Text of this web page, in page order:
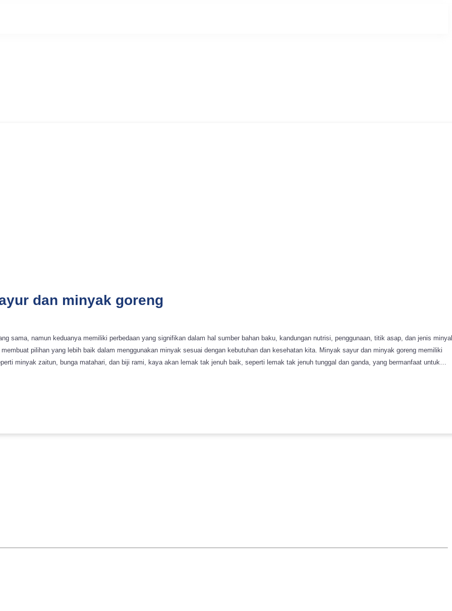
dan minyak goreng
sama, namun keduanya memiliki perbedaan yang signifikan dalam hal sumber bahan baku, kandungan nutrisi, penggunaan, titik asap, dan jenis
lebih baik dalam menggunakan minyak sesuai dengan kebutuhan dan kesehatan kita. Minyak sayur dan minyak goreng memiliki
minyak zaitun, bunga matahari, dan biji rami, kaya akan lemak tak jenuh baik, seperti lemak tak jenuh tunggal dan ganda, yang bermanfaat untuk
adalah minyak kelapa, minyak sawit, dan minyak kedelai. Minyak goreng yang baik adalah yang memiliki titik asap tinggi, artinya dapat
kadar kolesterol LDL (kolesterol jahat) dalam darah. Mengandung Antioksidan: Minyak zaitun, salah satu jenis minyak
radikal bebas. Menyokong Fungsi Otak: Lemak tak jenuh dalam minyak sayur dapat membantu
makanan yang renyah dan tidak berminyak. Sumber Energi: Lemak dalam minyak goreng merupakan sumber energi
beberapa vitamin, seperti vitamin A, D, E, dan K. Meningkatkan Penyerapan Nutrisi: Minyak goreng dapat membantu
ini penting untuk kesehatan tulang, penglihatan, dan sistem kekebalan tubuh. Dengan memahami manfaat masing-masing jenis
seimbang dan sesuai dengan kebutuhan kesehatan kita. Penting untuk memilih minyak dengan kualitas baik dan mengonsumsinya dalam jumlah
tak jenuh, terutama lemak